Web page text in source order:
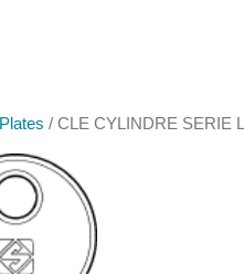
Plates / CLE CYLINDRE SERIE